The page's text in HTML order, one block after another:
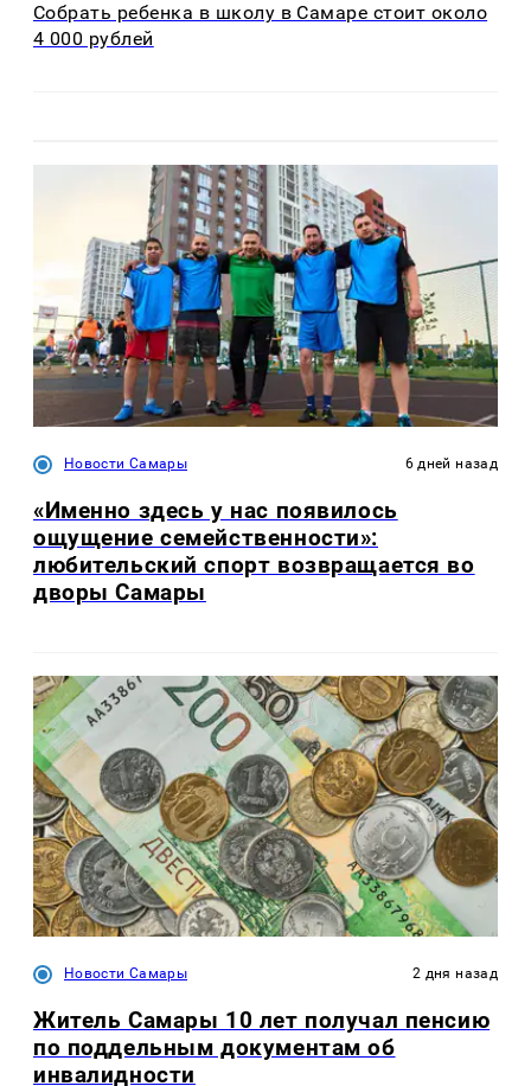
Собрать ребенка в школу в Самаре стоит около
4 000 рублей
Новости Самары 6 дней назад
«Именно здесь у нас появилось
ощущение семейственности»:
любительский спорт возвращается во
дворы Самары
Новости Самары 2 дня назад
Житель Самары 10 лет получал пенсию
по поддельным документам об
инвалидности